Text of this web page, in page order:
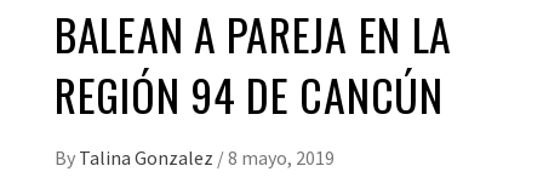
BALEAN A PAREJA EN LA
REGIÓN 94 DE CANCÚN
By Talina Gonzalez /8 mayo, 2019